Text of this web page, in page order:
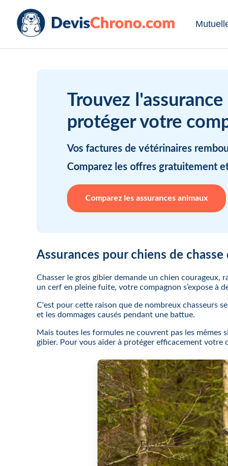
Trouvez
protéger votre
Vos factures de vétérinaires
Comparez les offres gratuitement
Comparez les assurances animaux
Assurances pour chiens de
Chasser le gros gibier demande un chien courageux,
un cerf en pleine fuite, votre compagnon s’expose à
C'est pour cette raison que de nombreux chasseurs
et les dommages causés pendant une battue.
Mais toutes les formules ne couvrent pas les mêmes
gibier. Pour vous aider à protéger efficacement votre